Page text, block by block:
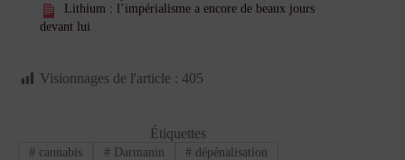
Lithium : l’impérialisme a encore de beaux jours
devant lui
Visionnages de l'article : 405
Étiquettes
# cannabis # Darmanin # dépénalisation